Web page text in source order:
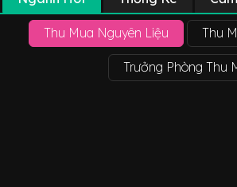
Thu Mua Nguyên Liệu Thu
Trưởng Phòng Thu